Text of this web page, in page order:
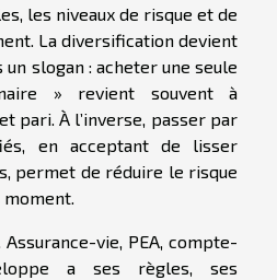
les niveaux de risque et de
La diversification devient
slogan : acheter une seule
» revient souvent à
pari. À l’inverse, passer par
en acceptant de lisser
permet de réduire le risque
moment.
vie, PEA, compte-
a ses règles, ses